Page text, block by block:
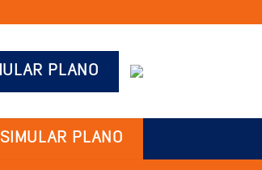
PLANO
SIMULAR PLANO